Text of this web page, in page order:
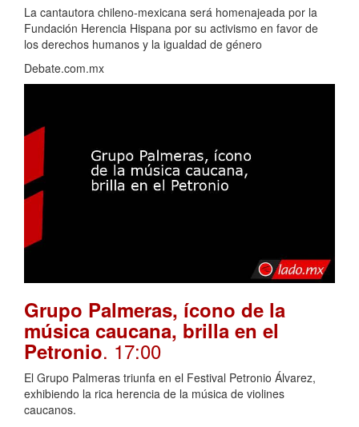
La cantautora chileno-mexicana será homenajeada por la
Fundación Herencia Hispana por su activismo en favor de
los derechos humanos y la igualdad de género
Debate.com.mx
Grupo Palmeras, ícono de la
música caucana, brilla en el
Petronio. 17:00
El Grupo Palmeras triunfa en el Festival Petronio Álvarez,
exhibiendo la rica herencia de la música de violines
caucanos.